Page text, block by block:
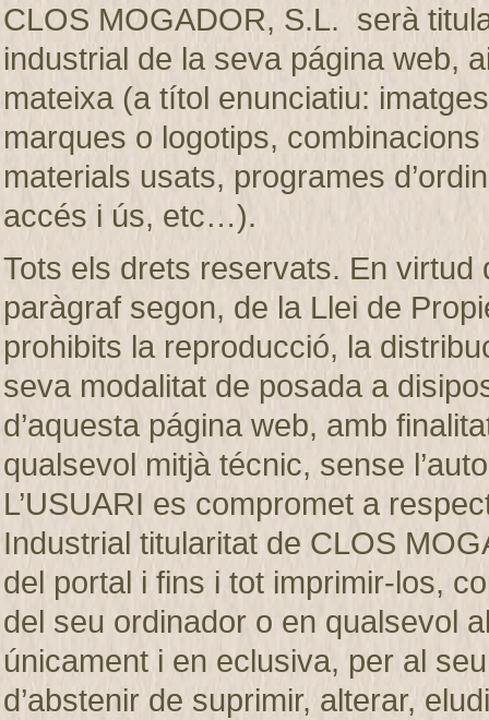
CLOS MOGADOR, S.L. serà
industrial de la seva página web,
mateixa (a títol enunciatiu:
marques o logotips,
materials usats, programes
accés i ús, etc…).
Tots els drets reservats. En virtud
paràgraf segon, de la Llei de
prohibits la reproducció, la
seva modalitat de posada a
d’aquesta página web, amb
qualsevol mitjà técnic, sense
L’USUARI es compromet a
Industrial titularitat de CLOS
del portal i fins i tot imprimir-los,
del seu ordinador o en qualsevol
únicament i en eclusiva, per al
d’abstenir de suprimir, alterar,